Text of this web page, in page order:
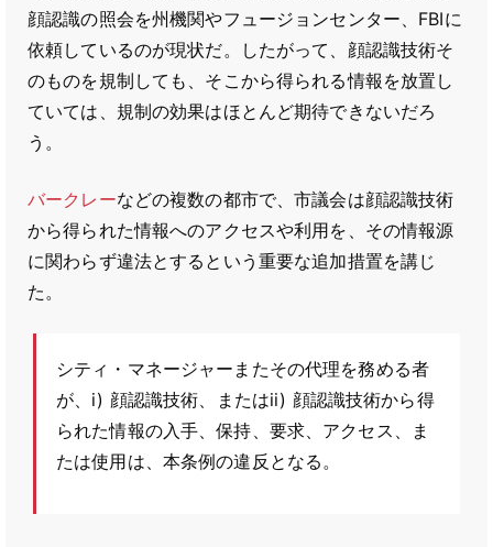
顔認識の照会を州機関やフュージョンセンター、FBIに
依頼しているのが現状だ。したがって、顔認識技術そ
のものを規制しても、そこから得られる情報を放置し
ていては、規制の効果はほとんど期待できないだろ
う。
バークレーなどの複数の都市で、市議会は顔認識技術
から得られた情報へのアクセスや利用を、その情報源
に関わらず違法とするという重要な追加措置を講じ
た。
シティ・マネージャーまたその代理を務める者
が、i) 顔認識技術、またはii) 顔認識技術から得
られた情報の入手、保持、要求、アクセス、ま
たは使用は、本条例の違反となる。